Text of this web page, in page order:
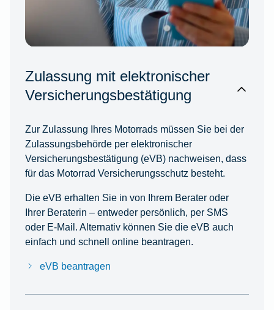
Zulassung mit elektronischer
Versicherungsbestätigung
Zur Zulassung Ihres Motorrads müssen Sie bei der
Zulassungsbehörde per elektronischer
Versicherungsbestätigung (eVB) nachweisen, dass
für das Motorrad Versicherungsschutz besteht.
Die eVB erhalten Sie in von Ihrem Berater oder
Ihrer Beraterin – entweder persönlich, per SMS
oder E-Mail. Alternativ können Sie die eVB auch
einfach und schnell online beantragen.
eVB beantragen